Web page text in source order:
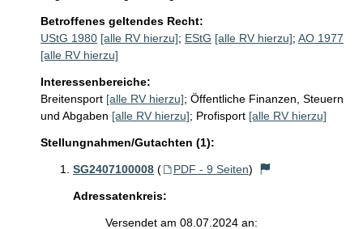
Betroffenes geltendes Recht:
UStG 1980 [alle RV hierzu]; EStG [alle RV hierzu]; AO 1977
[alle RV hierzu]
Interessenbereiche:
Breitensport [alle RV hierzu]; Öffentliche Finanzen, Steuern
und Abgaben [alle RV hierzu]; Profisport [alle RV hierzu]
Stellungnahmen/Gutachten (1):
SG2407100008 ( PDF - 9 Seiten)
Adressatenkreis:
Versendet am 08.07.2024 an: